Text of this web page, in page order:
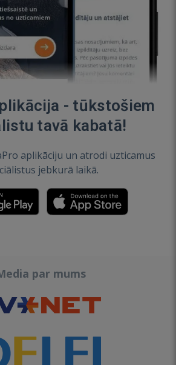
- tūkstošiem
tavā kabatā!
aplikāciju un atrodi uzticamus
jebkurā laikā.
par mums